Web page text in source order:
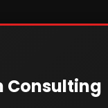
Consulting